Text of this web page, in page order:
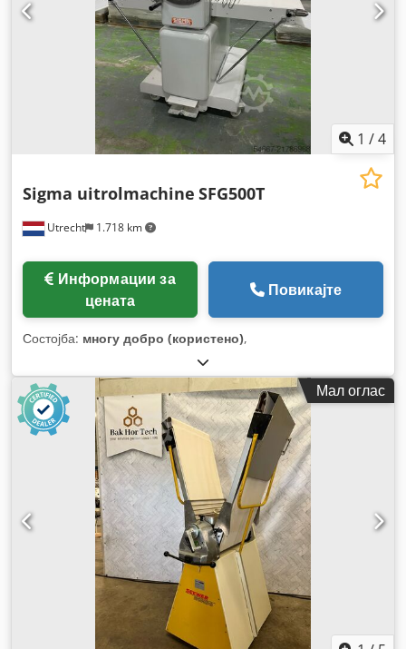
1 /4
Utrecht 1.718 km
Sigma uitrolmachine SFG500T
цената
Повикајте
Состојба: многу добро (користено),
Мал оглас